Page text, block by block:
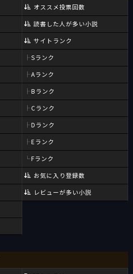
オススメ投票回数
読書した人が多い小説
サイトランク
Sランク
Aランク
Bランク
Cランク
Dランク
Eランク
Fランク
お気に入り登録数
レビューが多い小説